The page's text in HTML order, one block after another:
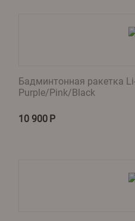
Бадминтонная ракетка
Purple/Pink/Black
10 900 Р